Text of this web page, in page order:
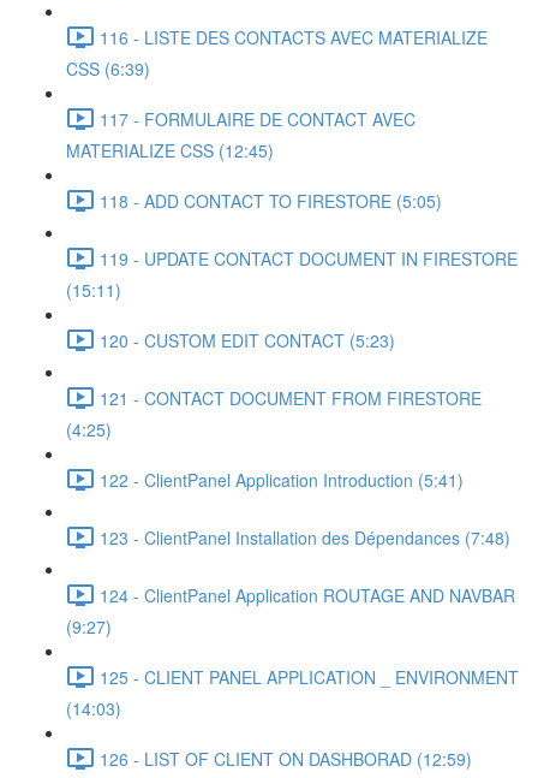
116 - LISTE DES CONTACTS AVEC MATERIALIZE
CSS (6:39)
117 - FORMULAIRE DE CONTACT AVEC
MATERIALIZE CSS (12:45)
118 - ADD CONTACT TO FIRESTORE (5:05)
119 - UPDATE CONTACT DOCUMENT IN FIRESTORE
(15:11)
120 - CUSTOM EDIT CONTACT (5:23)
121 - CONTACT DOCUMENT FROM FIRESTORE
(4:25)
122 - ClientPanel Application Introduction (5:41)
123 - ClientPanel Installation des Dépendances (7:48)
124 - ClientPanel Application ROUTAGE AND NAVBAR
(9:27)
125 - CLIENT PANEL APPLICATION _ ENVIRONMENT
(14:03)
126 - LIST OF CLIENT ON DASHBORAD (12:59)